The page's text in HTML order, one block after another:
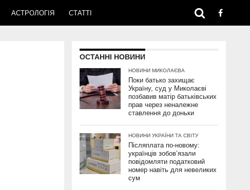
АСТРОЛОГІЯ СТАТТІ
ОСТАННІ НОВИНИ
НОВИНИ МИКОЛАЄВА
Поки батько захищає
Україну, суд у Миколаєві
позбавив матір батьківських
прав через неналежне
ставлення до доньки
НОВИНИ УКРАЇНИ ТА СВІТУ
Післяплата по-новому:
українців зобов’язали
повідомляти податковий
номер навіть для невеликих
сум